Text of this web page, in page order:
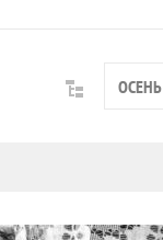
ОСЕНЬ